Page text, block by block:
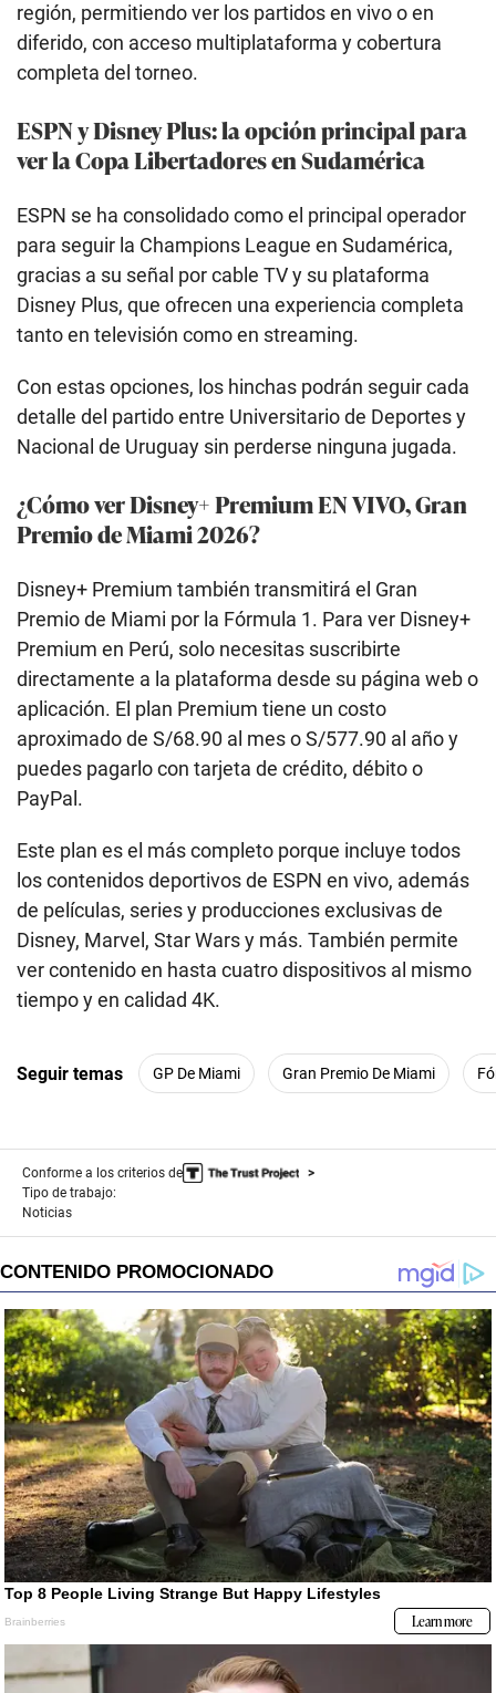
región, permitiendo ver los partidos en vivo o en
diferido, con acceso multiplataforma y cobertura
completa del torneo.
ESPN y Disney Plus: la opción principal para
ver la Copa Libertadores en Sudamérica
ESPN se ha consolidado como el principal operador
para seguir la Champions League en Sudamérica,
gracias a su señal por cable TV y su plataforma
Disney Plus, que ofrecen una experiencia completa
tanto en televisión como en streaming.
Con estas opciones, los hinchas podrán seguir cada
detalle del partido entre Universitario de Deportes y
Nacional de Uruguay sin perderse ninguna jugada.
¿Cómo ver Disney+ Premium EN VIVO, Gran
Premio de Miami 2026?
Disney+ Premium también transmitirá el Gran
Premio de Miami por la Fórmula 1. Para ver Disney+
Premium en Perú, solo necesitas suscribirte
directamente a la plataforma desde su página web o
aplicación. El plan Premium tiene un costo
aproximado de S/68.90 al mes o S/577.90 al año y
puedes pagarlo con tarjeta de crédito, débito o
PayPal.
Este plan es el más completo porque incluye todos
los contenidos deportivos de ESPN en vivo, además
de películas, series y producciones exclusivas de
Disney, Marvel, Star Wars y más. También permite
ver contenido en hasta cuatro dispositivos al mismo
tiempo y en calidad 4K.
Seguir temas GP De Miami Gran Premio De Miami
Conforme a los criterios de
Tipo de trabajo:
Noticias